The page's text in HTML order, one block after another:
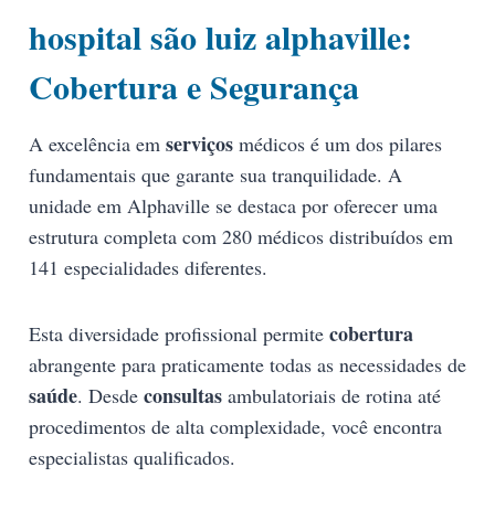
hospital são luiz alphaville:
Cobertura e Segurança
A excelência em serviços médicos é um dos pilares
fundamentais que garante sua tranquilidade. A
unidade em Alphaville se destaca por oferecer uma
estrutura completa com 280 médicos distribuídos em
141 especialidades diferentes.
Esta diversidade profissional permite cobertura
abrangente para praticamente todas as necessidades de
saúde. Desde consultas ambulatoriais de rotina até
procedimentos de alta complexidade, você encontra
especialistas qualificados.